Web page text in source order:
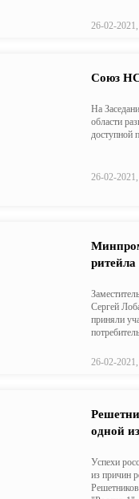
26-02-
Союз
На
области
доступной
26-02-
Сергей
приняли
26-02-
одной
Успехи
из причин